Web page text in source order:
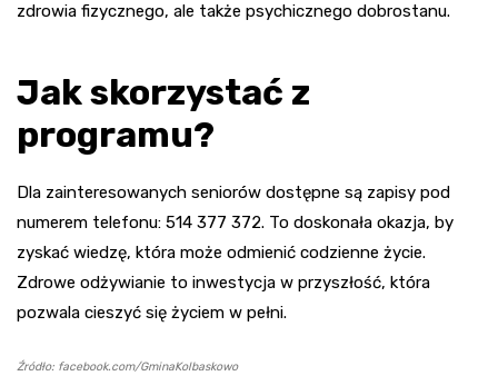
zdrowia fizycznego, ale także psychicznego dobrostanu.
Jak skorzystać z
programu?
Dla zainteresowanych seniorów dostępne są zapisy pod
numerem telefonu: 514 377 372. To doskonała okazja, by
zyskać wiedzę, która może odmienić codzienne życie.
Zdrowe odżywianie to inwestycja w przyszłość, która
pozwala cieszyć się życiem w pełni.
Źródło: facebook.com/GminaKolbaskowo